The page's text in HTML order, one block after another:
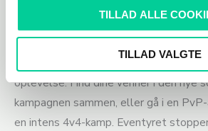
TILLAD ALLE
TILLAD VALGTE
karakter: samme tilpasning, de
Du bevarer og
tværs af både vores PvE- og PvP-
Clancy’s Ghost Recon Breakpoint er
oplevelse.Find dine venner i den nye
kampagnen sammen, eller gå i en
en intens 4v4-kamp. Eventyret